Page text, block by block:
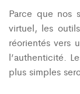
Parce que nos
virtuel, les
réorientés vers
l’authenticité.
plus simples